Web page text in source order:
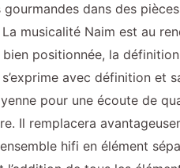
dans des
musicalité Naim est au
bien positionnée, la
avec définition
pour une écoute de
Il remplacera
hifi en élément